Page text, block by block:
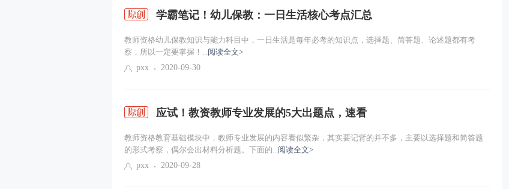
学霸笔记！幼儿保教：一日生活核心考点汇总
教师资格幼儿保教知识与能力科目中，一日生活是每年必考的知识点，选择题、简答题、论述题都有考
察，所以一定要掌握！...阅读全文>
pxx
2020-09-30
应试！教资教师专业发展的5大出题点，速看
教师资格教育基础模块中，教师专业发展的内容看似繁杂，其实要记背的并不多，主要以选择题和简答题
的形式考察，偶尔会出材料分析题。下面的...阅读全文>
pxx
2020-09-28